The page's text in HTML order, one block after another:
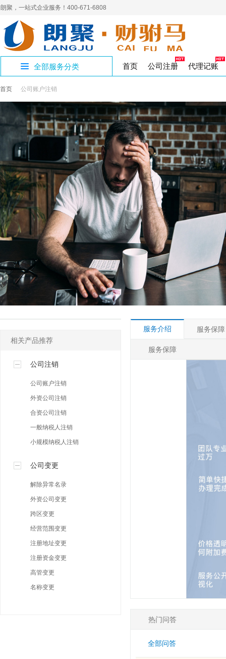
朗聚，一站式企业服务！400-671-6808
全部服务分类
开设公司专区
变更注销专区
资质许可专区
知识产权专区
财税服务专区
人事社保专区
网络营销专区
公司核名 国家局核名 注
注册地址
璧山区注册公司
九龙坡区注册公司
渝北区注册公司
公司注册 香港公司设立
股份公司注册
公司变更 解除异常名录
注册资金变更
食品医疗 三类医疗器械
影视演出 经营性演出许可证
文化出版 出版物许可申请
增值电信 SP经营许可证
其他许可
商标转让
商标
著作权 作品著作权 软
版权专利 实用新型专利
税务代办 国地税报道 年
审计验资 验资报告 财务
税收筹划 企业合理节税
公积金开户
社
工作居住证 工作居住证单位
高端建站 集团官网 企业
首页 公司注册 代理记账
首页 公司账户注销
服务介绍 服务保障
服务保障
热门问答
全部问答
相关产品推荐
公司注销
公司账户注销
外资公司注销
合资公司注销
一般纳税人注销
小规模纳税人注销
公司变更
解除异常名录
外资公司变更
跨区变更
经营范围变更
注册地址变更
注册资金变更
高管变更
名称变更